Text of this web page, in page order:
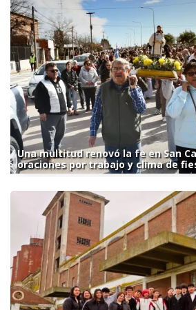
Una multitud renovó la fe en San
oraciones por trabajo y clima de